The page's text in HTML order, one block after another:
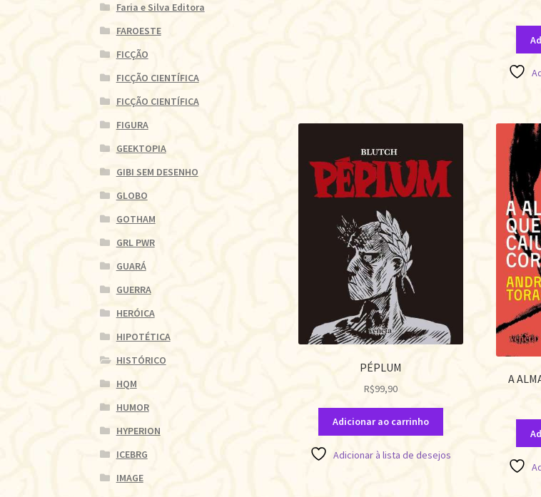
PÉPLUM
R$99,90
Adicionar ao carrinho
Adicionar à lista de desejos
A
Faria e Silva Editora
FAROESTE
FICÇÃO
FICÇÃO CIENTÍFICA
FICÇÃO CIENTÍFICA
FIGURA
GEEKTOPIA
GIBI SEM DESENHO
GLOBO
GOTHAM
GRL PWR
GUARÁ
GUERRA
HERÓICA
HIPOTÉTICA
HISTÓRICO
HQM
HUMOR
HYPERION
ICEBRG
IMAGE